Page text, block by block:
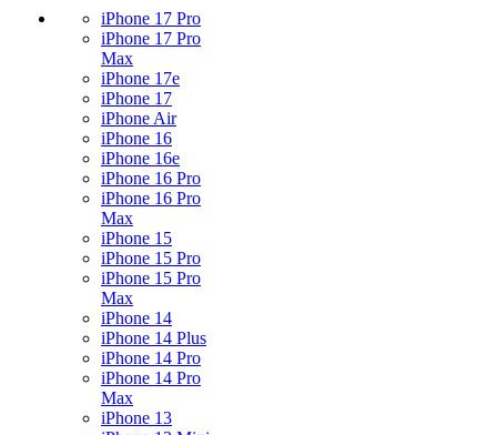
iPhone 17 Pro
iPhone 17 Pro
Max
iPhone 17e
iPhone 17
iPhone Air
iPhone 16
iPhone 16e
iPhone 16 Pro
iPhone 16 Pro
Max
iPhone 15
iPhone 15 Pro
iPhone 15 Pro
Max
iPhone 14
iPhone 14 Plus
iPhone 14 Pro
iPhone 14 Pro
Max
iPhone 13